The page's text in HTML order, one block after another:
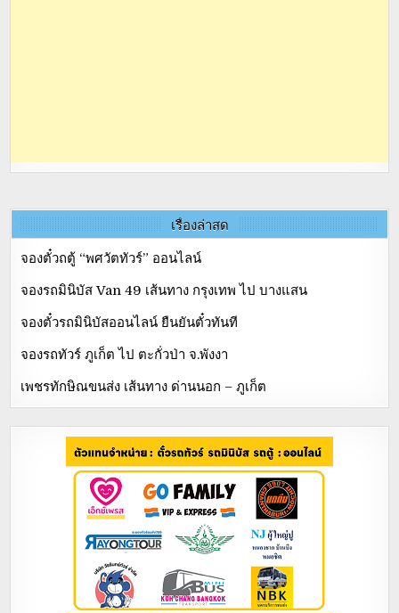
เรื่องล่าสุด
จองตั๋วถตู้ “พศวัตทัวร์” ออนไลน์
จองรถมินิบัส Van 49 เส้นทาง กรุงเทพ ไป บางแสน
จองตั๋วรถมินิบัสออนไลน์ ยืนยันตั๋วทันที
จองรถทัวร์ ภูเก็ต ไป ตะกั่วป่า จ.พังงา
เพชรทักษิณขนส่ง เส้นทาง ด่านนอก – ภูเก็ต